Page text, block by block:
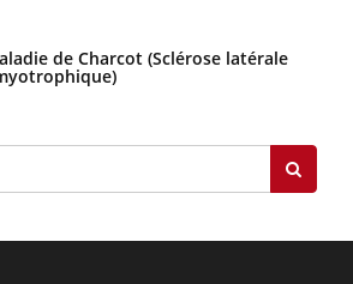
de Charcot (Sclérose latérale